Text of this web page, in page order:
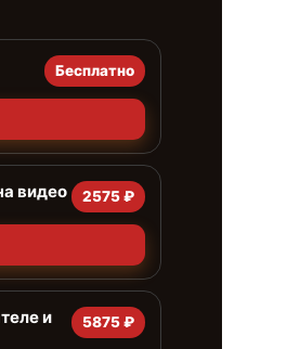
Бесплатно
видео 2575 ₽
и
5875 ₽